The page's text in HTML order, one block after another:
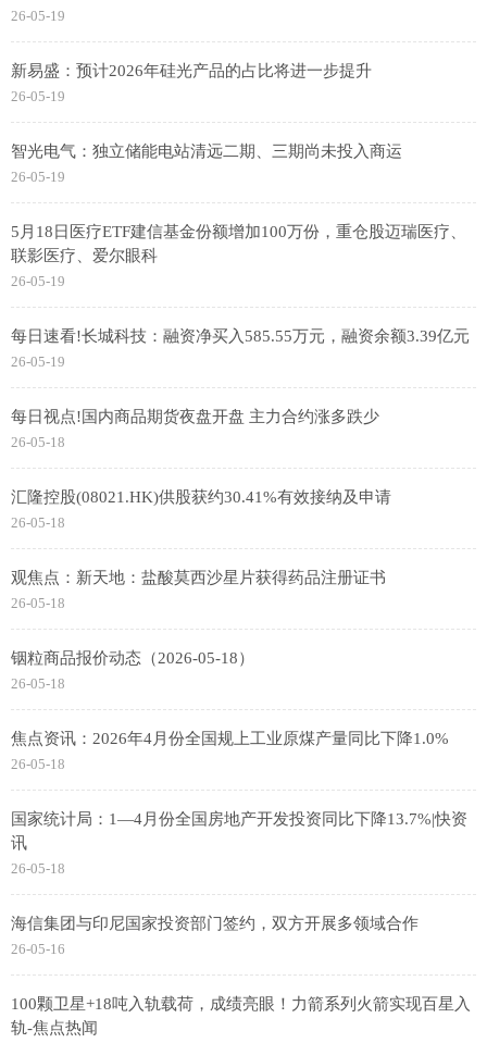
26-05-19
新易盛：预计2026年硅光产品的占比将进一步提升
26-05-19
智光电气：独立储能电站清远二期、三期尚未投入商运
26-05-19
5月18日医疗ETF建信基金份额增加100万份，重仓股迈瑞医疗、
联影医疗、爱尔眼科
26-05-19
每日速看!长城科技：融资净买入585.55万元，融资余额3.39亿元
26-05-19
每日视点!国内商品期货夜盘开盘 主力合约涨多跌少
26-05-18
汇隆控股(08021.HK)供股获约30.41%有效接纳及申请
26-05-18
观焦点：新天地：盐酸莫西沙星片获得药品注册证书
26-05-18
铟粒商品报价动态（2026-05-18）
26-05-18
焦点资讯：2026年4月份全国规上工业原煤产量同比下降1.0%
26-05-18
国家统计局：1—4月份全国房地产开发投资同比下降13.7%|快资
讯
26-05-18
海信集团与印尼国家投资部门签约，双方开展多领域合作
26-05-16
100颗卫星+18吨入轨载荷，成绩亮眼！力箭系列火箭实现百星入
轨-焦点热闻